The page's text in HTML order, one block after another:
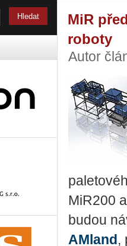
MiR
roboty
Autor
Mi­R200
budou
A­Mland ,